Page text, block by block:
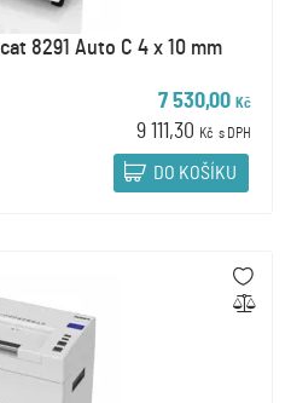
8291 Auto C 4 x 10 mm
7 530,00 Kč
9 111,30 Kč s DPH
DO KOŠÍKU